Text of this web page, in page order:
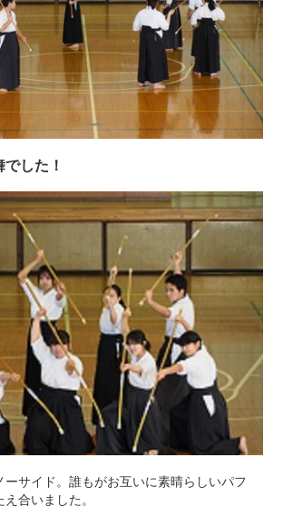
した！
サイド。誰もがお互いに素晴らしいパフ
合いました。